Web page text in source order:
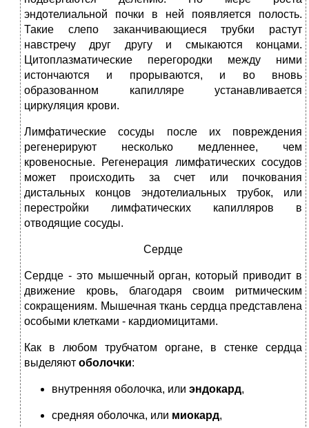
эндотелиальной почки в ней появляется полость.
Такие слепо заканчивающиеся трубки растут
навстречу друг другу и смыкаются концами.
Цитоплазматические перегородки между ними
истончаются и прорываются, и во вновь
образованном капилляре устанавливается
циркуляция крови.
Лимфатические сосуды после их повреждения
регенерируют несколько медленнее, чем
кровеносные. Регенерация лимфатических сосудов
может происходить за счет или почкования
дистальных концов эндотелиальных трубок, или
перестройки лимфатических капилляров в
отводящие сосуды.
Сердце
Сердце - это мышечный орган, который приводит в
движение кровь, благодаря своим ритмическим
сокращениям. Мышечная ткань сердца представлена
особыми клетками - кардиомицитами.
Как в любом трубчатом органе, в стенке сердца
выделяют оболочки:
внутренняя оболочка, или эндокард,
средняя оболочка, или миокард,